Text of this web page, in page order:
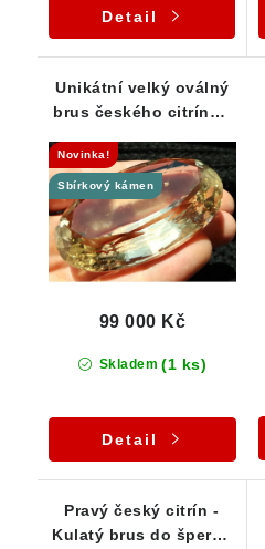
Detail
Unikátní velký oválný
brus českého citrínu -
Novinka!
Sbírkový kámen
Skladem (1 ks)
99 000 Kč
Detail
Pravý český citrín -
Kulatý brus do šperku